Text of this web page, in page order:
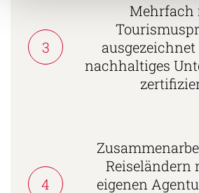
3
Mehrfach
nachhaltiges
4
Reiseländern
eigenen